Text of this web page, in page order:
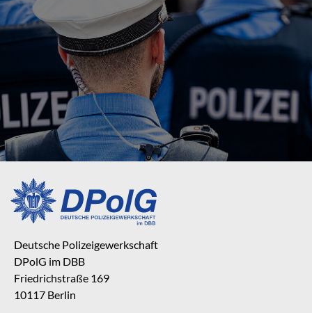
Deutsche Polizeigewerkschaft
DPolG im DBB
Friedrichstraße 169
10117 Berlin